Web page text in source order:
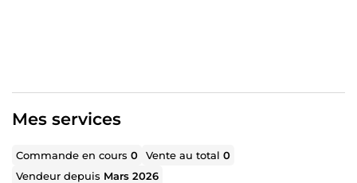
👉 📩 Contactez-moi avant de commander pour discuter
Mes services
Commande en cours0 Vente au total0
Vendeur depuis Mars 2026